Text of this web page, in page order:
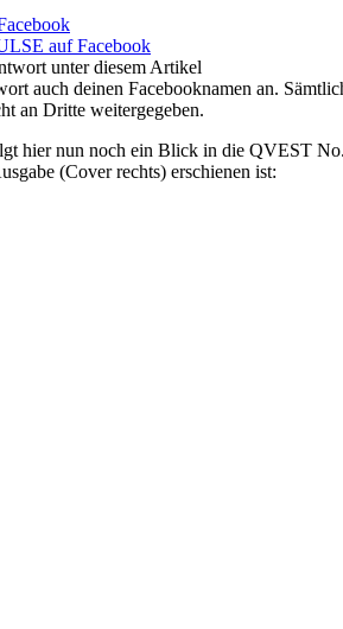
auf Facebook
unter diesem Artikel
auch deinen Facebooknamen an.
an Dritte weitergegeben.
hier nun noch ein Blick in die QVEST
(Cover rechts) erschienen ist: